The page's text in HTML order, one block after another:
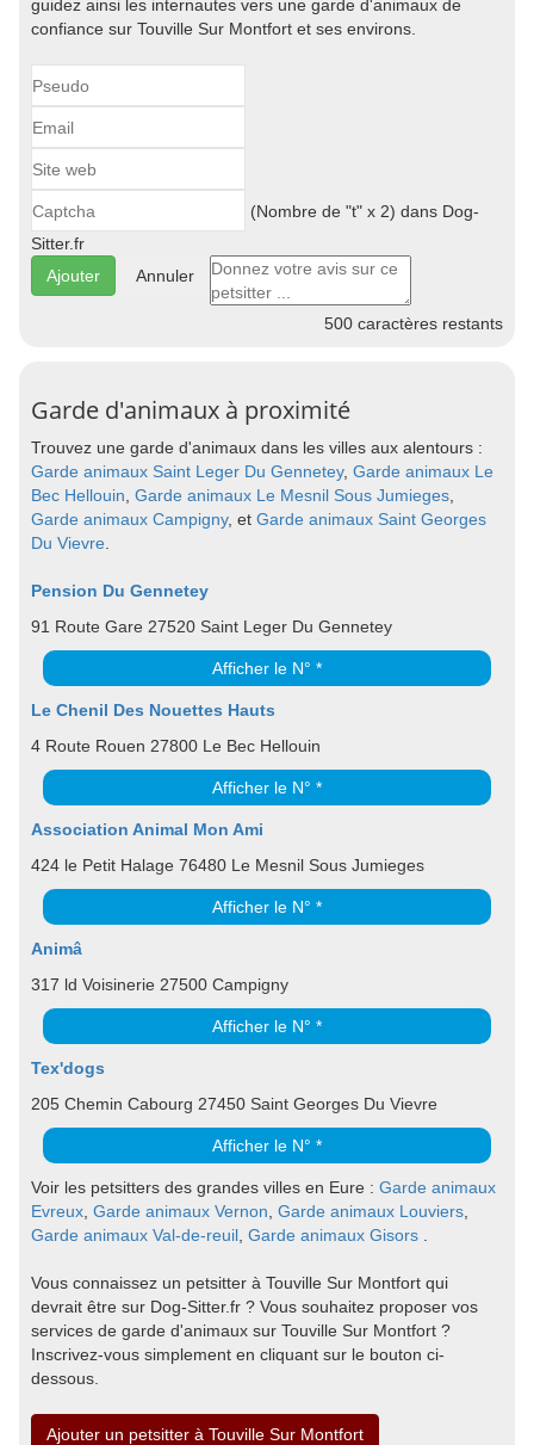
guidez ainsi les internautes vers une garde d'animaux de
confiance sur Touville Sur Montfort et ses environs.
(Nombre de "t" x 2) dans Dog-
Sitter.fr
Annuler
500 caractères restants
Garde d'animaux à proximité
Trouvez une garde d'animaux dans les villes aux alentours :
Garde animaux Saint Leger Du Gennetey, Garde animaux Le
Bec Hellouin Garde animaux Le Mesnil Sous Jumieges
Garde animaux Campigny, et Garde animaux Saint Georges
Du Vievre
Pension Du Gennetey
91 Route Gare 27520 Saint Leger Du Gennetey
Afficher le N° *
Le Chenil Des Nouettes Hauts
4 Route Rouen 27800 Le Bec Hellouin
Afficher le N° *
Association Animal Mon Ami
424 le Petit Halage 76480 Le Mesnil Sous Jumieges
Afficher le N° *
Animâ
317 ld Voisinerie 27500 Campigny
Afficher le N° *
Tex'dogs
205 Chemin Cabourg 27450 Saint Georges Du Vievre
Afficher le N° *
Voir les petsitters des grandes villes en Eure : Garde animaux
Evreux Garde animaux Vernon Garde animaux Louviers
Garde animaux Val-de-reuil Garde animaux Gisors
Vous connaissez un petsitter à Touville Sur Montfort qui
devrait être sur Dog-Sitter.fr ? Vous souhaitez proposer vos
services de garde d'animaux sur Touville Sur Montfort ?
Inscrivez-vous simplement en cliquant sur le bouton ci-
dessous.
Ajouter un petsitter à Touville Sur Montfort